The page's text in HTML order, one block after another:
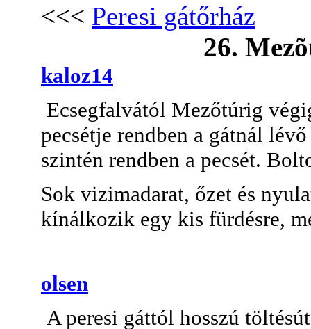
<<< Peresi gátőrház
26.
kaloz14
Ecsegfalvától Mezőtúrig
pecsétje rendben a gátnál
szintén rendben a pecsét.
Sok vizimadarat, őzet és
kínálkozik egy kis fürdésre,
olsen
A peresi gáttól hosszú